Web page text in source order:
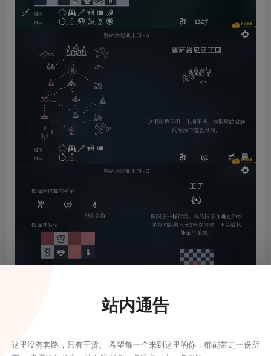
站内通告
这里没有套路，只有干货。 希望每一个来到这里的你，都能带走一份所